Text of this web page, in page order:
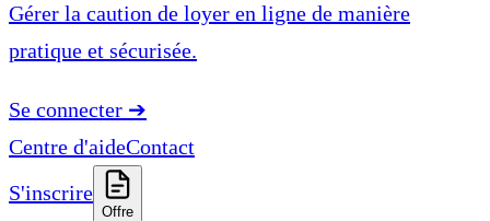
Gérer la caution de loyer en ligne de manière
pratique et sécurisée.
Se connecter ➔
Centre d'aideContact
S'inscrire
Offre